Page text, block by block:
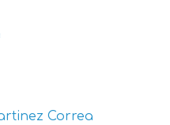
Correa